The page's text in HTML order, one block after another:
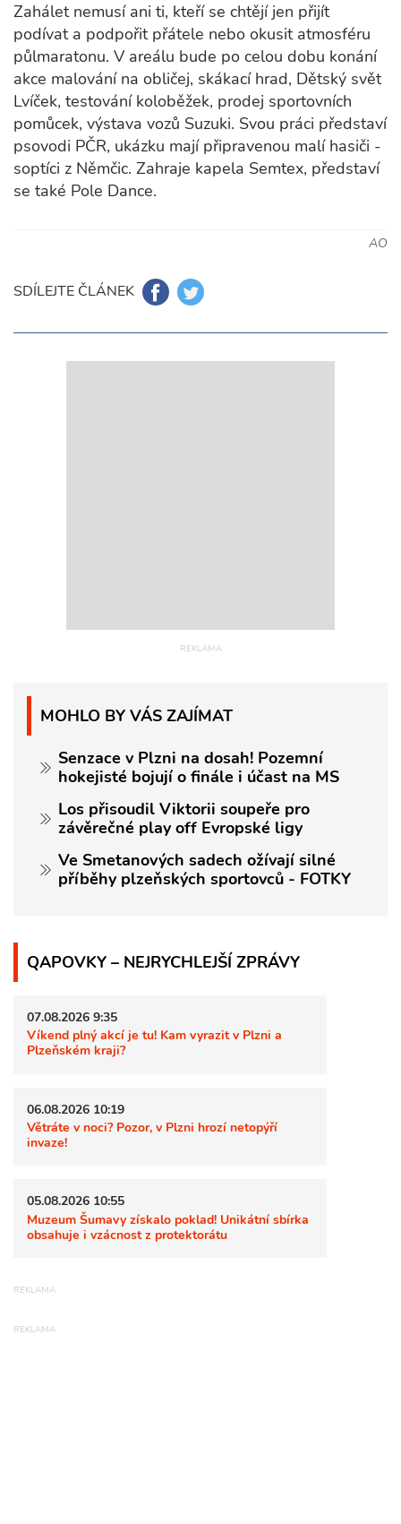
Zahálet nemusí ani ti, kteří se chtějí jen přijít
podívat a podpořit přátele nebo okusit atmosféru
půlmaratonu. V areálu bude po celou dobu konání
akce malování na obličej, skákací hrad, Dětský svět
Lvíček, testování koloběžek, prodej sportovních
pomůcek, výstava vozů Suzuki. Svou práci představí
psovodi PČR, ukázku mají připravenou malí hasiči -
soptíci z Němčic. Zahraje kapela Semtex, představí
se také Pole Dance.
AO
SDÍLEJTE ČLÁNEK
MOHLO BY VÁS ZAJÍMAT
Senzace v Plzni na dosah! Pozemní
hokejisté bojují o finále i účast na MS
Los přisoudil Viktorii soupeře pro
závěrečné play off Evropské ligy
Ve Smetanových sadech ožívají silné
příběhy plzeňských sportovců - FOTKY
QAPOVKY – NEJRYCHLEJŠÍ ZPRÁVY
07.08.2026 9:35
Víkend plný akcí je tu! Kam vyrazit v Plzni a
Plzeňském kraji?
06.08.2026 10:19
Větráte v noci? Pozor, v Plzni hrozí netopýří
invaze!
05.08.2026 10:55
Muzeum Šumavy získalo poklad! Unikátní sbírka
obsahuje i vzácnost z protektorátu